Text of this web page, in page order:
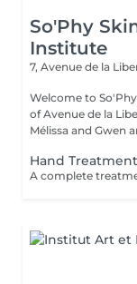
So'Phy
Institute
7, Avenue de la
Welcome to
of Avenue de la Liberté in
Mélissa and Gwen
Hand Treatment